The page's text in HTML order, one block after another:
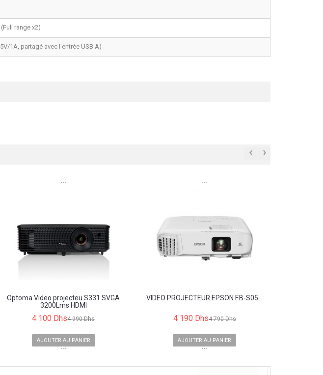
range x2)
1A, partagé avec l'entrée USB A)
‹ ›
```
Optoma Video projecteu S331 SVGA
3200Lms HDMI
4 100 Dhs4 990 Dhs
AJOUTER AU PANIER
```
```
VIDEO PROJECTEUR EPSON EB-S05...
4 190 Dhs4 790 Dhs
AJOUTER AU PANIER
```